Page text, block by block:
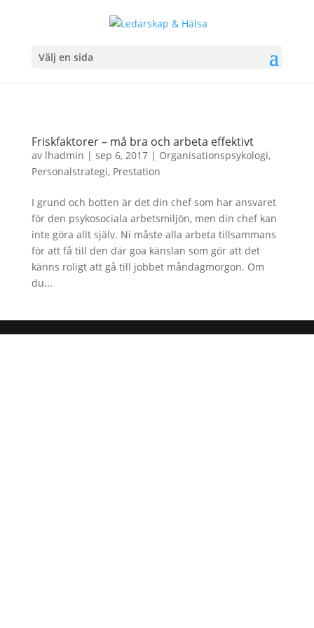
Välj en sida
Friskfaktorer – må bra och arbeta effektivt
av lhadmin | sep 6, 2017| Organisationspsykologi,
Personalstrategi, Prestation
I grund och botten är det din chef som har ansvaret
för den psykosociala arbetsmiljön, men din chef kan
inte göra allt själv. Ni måste alla arbeta tillsammans
för att få till den där goa känslan som gör att det
känns roligt att gå till jobbet måndagmorgon. Om
du...